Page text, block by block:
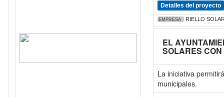
Detalles del proyecto
EMPRESA RIELLO
EL
SOLARES
La iniciativa
municipales.